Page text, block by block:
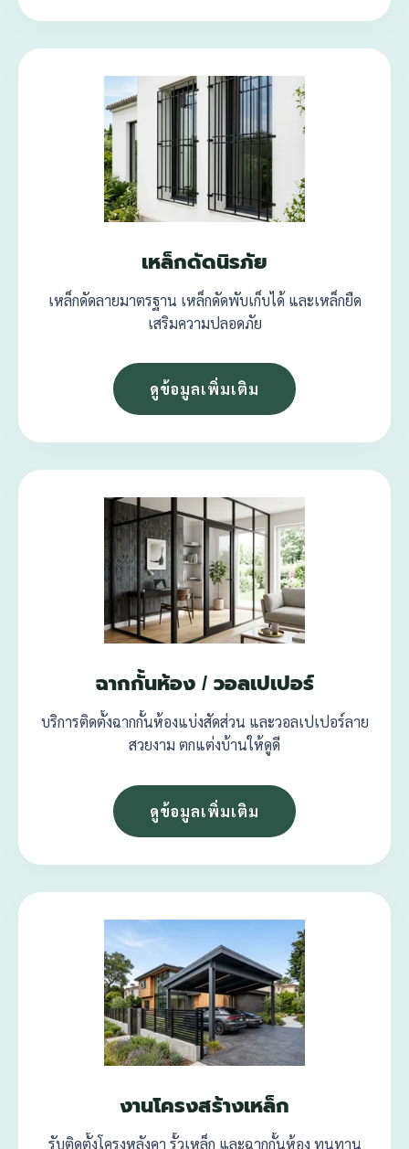
เหล็กดัดนิรภัย
เหล็กดัดลายมาตรฐาน เหล็กดัดพับเก็บได้ และเหล็กยืด
เสริมความปลอดภัย
ดูข้อมูลเพิ่มเติม
ฉากกั้นห้อง / วอลเปเปอร์
บริการติดตั้งฉากกั้นห้องแบ่งสัดส่วน และวอลเปเปอร์ลาย
สวยงาม ตกแต่งบ้านให้ดูดี
ดูข้อมูลเพิ่มเติม
งานโครงสร้างเหล็ก
รับติดตั้งโครงหลังคา รั้วเหล็ก และฉากกั้นห้อง ทนทาน